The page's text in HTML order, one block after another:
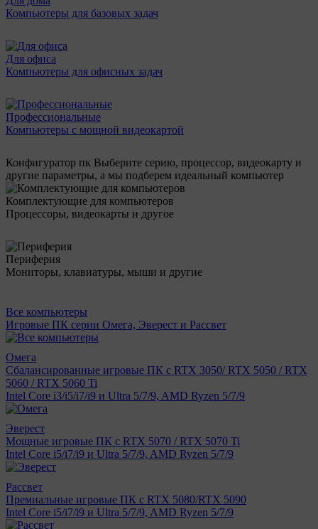
Компьютеры для базовых задач
Для офиса
Компьютеры для офисных задач
Профессиональные
Компьютеры с мощной видеокартой
Конфигуратор пк Выберите серию, процессор, видеокарту и
другие параметры, а мы подберем идеальный компьютер
Комплектующие для компьютеров
Процессоры, видеокарты и другое
Периферия
Мониторы, клавиатуры, мыши и другие
Все компьютеры
Игровые ПК серии Омега, Эверест и Рассвет
Омега
Сбалансированные игровые ПК с RTX 3050/ RTX 5050 / RTX
5060 / RTX 5060 Ti
Intel Core i3/i5/i7/i9 и Ultra 5/7/9, AMD Ryzen 5/7/9
Эверест
Мощные игровые ПК с RTX 5070 / RTX 5070 Ti
Intel Core i5/i7/i9 и Ultra 5/7/9, AMD Ryzen 5/7/9
Рассвет
Премиальные игровые ПК с RTX 5080/RTX 5090
Intel Core i5/i7/i9 и Ultra 5/7/9, AMD Ryzen 5/7/9